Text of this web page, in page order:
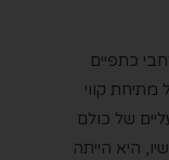
כתפיים
קווי
של כולם
היא הייתה